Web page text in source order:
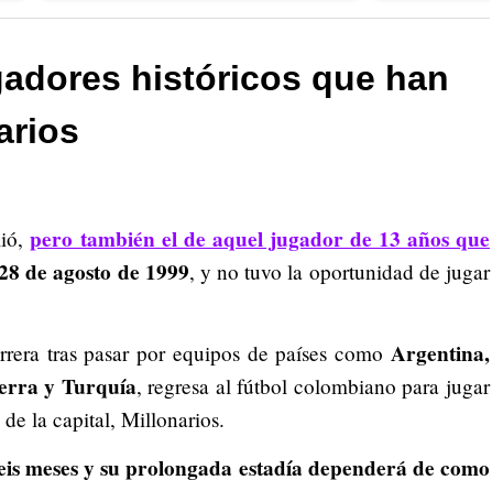
históricos que han
pero también el de aquel jugador de 13 años que
de agosto de 1999, y no tuvo la oportunidad de jugar
tras pasar por equipos de países como Argentina,
y Turquía, regresa al fútbol colombiano para jugar
de la capital, Millonarios.
meses y su prolongada estadía dependerá de como